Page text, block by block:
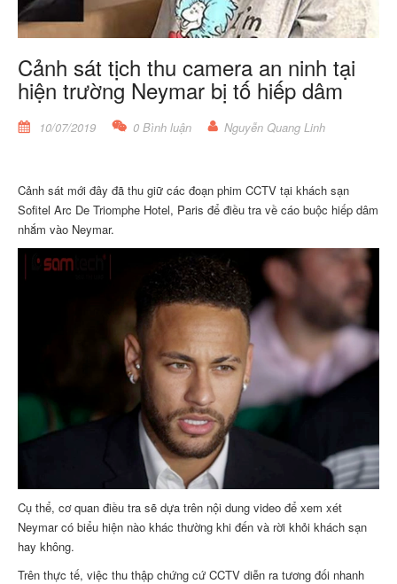
Cảnh sát tịch thu camera an ninh tại
hiện trường Neymar bị tố hiếp dâm
10/07/2019 0 Bình luận Nguyễn Quang Linh
Cảnh sát mới đây đã thu giữ các đoạn phim CCTV tại khách sạn
Sofitel Arc De Triomphe Hotel, Paris để điều tra về cáo buộc hiếp dâm
nhắm vào Neymar.
Cụ thể, cơ quan điều tra sẽ dựa trên nội dung video để xem xét
Neymar có biểu hiện nào khác thường khi đến và rời khỏi khách sạn
hay không.
Trên thực tế, việc thu thập chứng cứ CCTV diễn ra tương đối nhanh